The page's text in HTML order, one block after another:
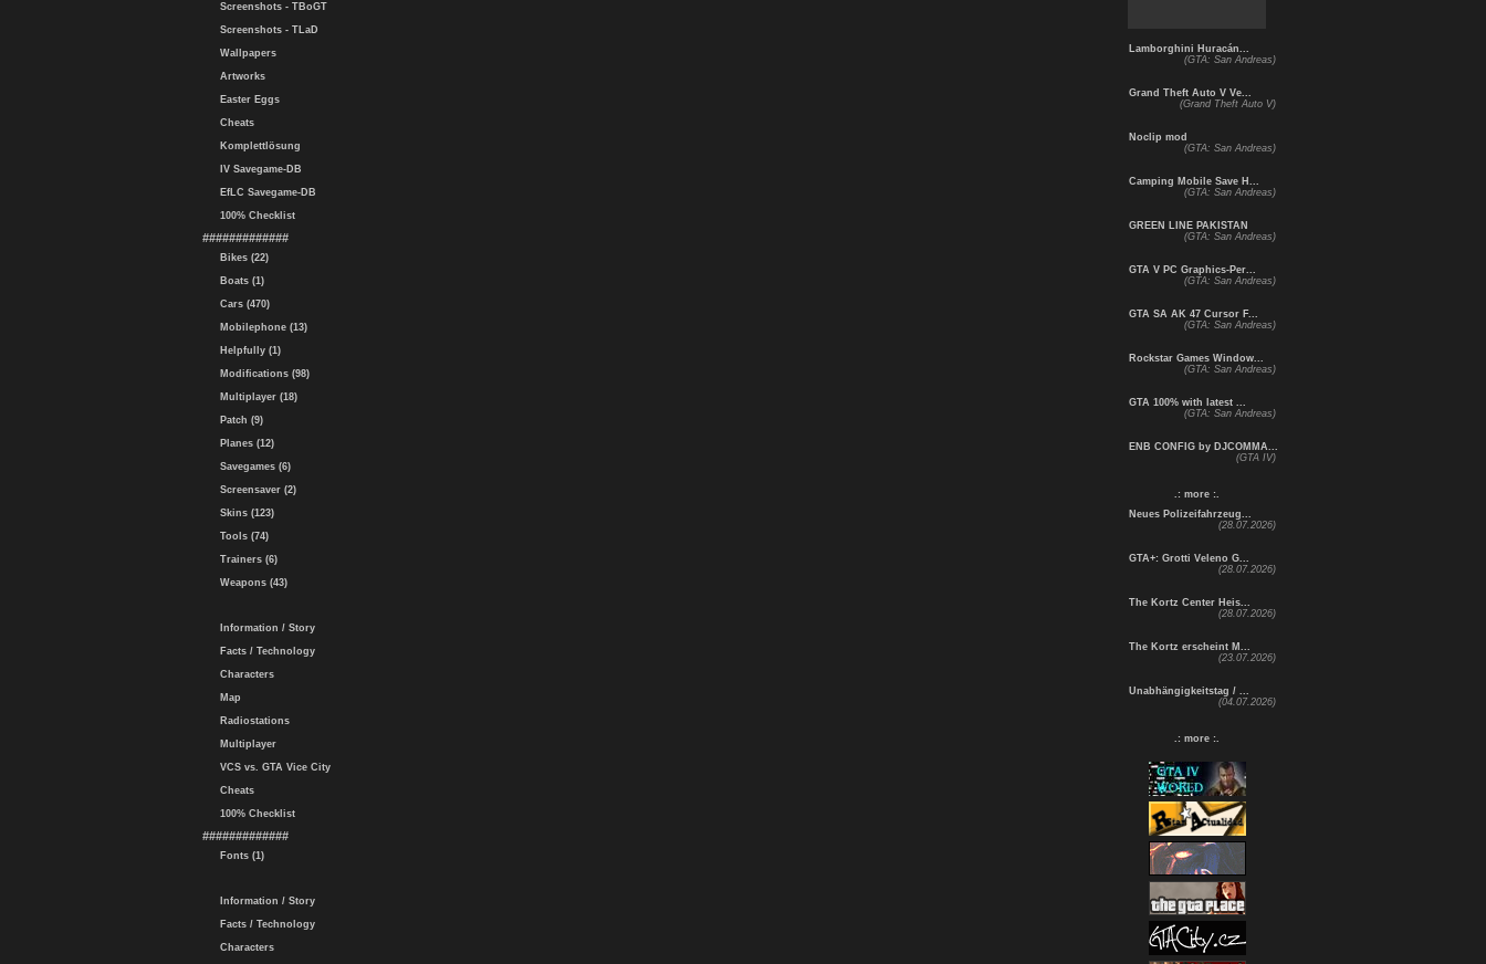
Screenshots - TBoGT
Screenshots - TLaD
Wallpapers
Artworks
Easter Eggs
Cheats
Komplettlösung
IV Savegame-DB
EfLC Savegame-DB
100% Checklist
#############
Bikes (22)
Boats (1)
Cars (470)
Mobilephone (13)
Helpfully (1)
Modifications (98)
Multiplayer (18)
Patch (9)
Planes (12)
Savegames (6)
Screensaver (2)
Skins (123)
Tools (74)
Trainers (6)
Weapons (43)
Information / Story
Facts / Technology
Characters
Map
Radiostations
Multiplayer
VCS vs. GTA Vice City
Cheats
100% Checklist
#############
Fonts (1)
Information / Story
Facts / Technology
Characters
Lamborghini Huracán...
(GTA: San Andreas)
Grand Theft Auto V Ve...
(Grand Theft Auto V)
Noclip mod
(GTA: San Andreas)
Camping Mobile Save H...
(GTA: San Andreas)
GREEN LINE PAKISTAN
(GTA: San Andreas)
GTA V PC Graphics-Per...
(GTA: San Andreas)
GTA SA AK 47 Cursor F...
(GTA: San Andreas)
Rockstar Games Window...
(GTA: San Andreas)
GTA 100% with latest ...
(GTA: San Andreas)
ENB CONFIG by DJCOMMA...
(GTA IV)
.: more :.
Neues Polizeifahrzeug...
(28.07.2026)
GTA+: Grotti Veleno G...
(28.07.2026)
The Kortz Center Heis...
(28.07.2026)
The Kortz erscheint M...
(23.07.2026)
Unabhängigkeitstag / ...
(04.07.2026)
.: more :.